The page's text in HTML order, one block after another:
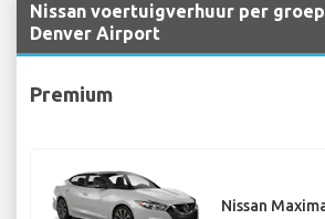
Nissan voertuigverhuur per
Denver Airport
Premium
Nissan